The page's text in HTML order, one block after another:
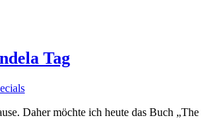
Tag
Daher möchte ich heute das Buch